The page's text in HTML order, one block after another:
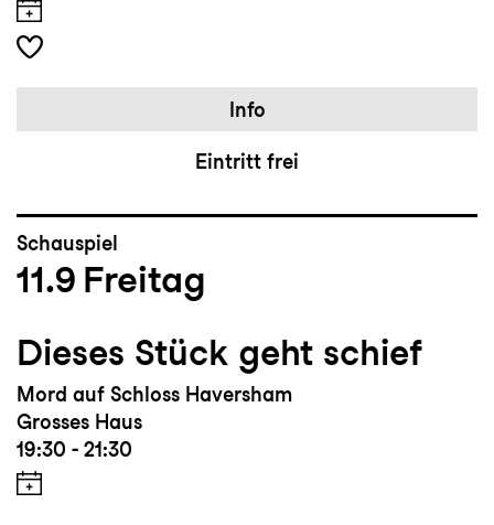
Info
Eintritt frei
Schauspiel
11.9 Freitag
Dieses Stück geht schief
Mord auf Schloss Haversham
Grosses Haus
19:30 - 21:30